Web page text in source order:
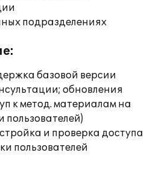
подразделениях
базовой версии
обновления
к метод. материалам на
и проверка доступа
пользователей